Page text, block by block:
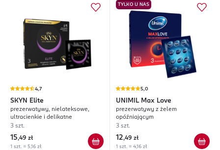
4,7
SKYN Elite
prezerwatywy, nielateksowe,
ultracienkie i delikatne
3 szt.
15,49 zł
1 szt. = 5,16 zł
TYLKO U NAS
5,0
UNIMIL Max Love
prezerwatywy z żelem
opóźniającym
3 szt.
12,49 zł
1 szt. = 4,16 zł